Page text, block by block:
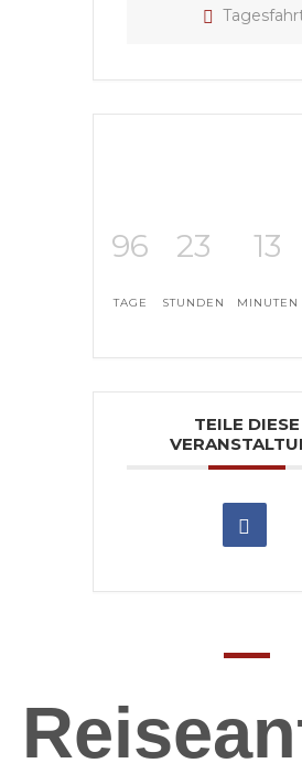
96
TAGE
23
STUNDEN
13
MINUTEN
TEILE DIESE